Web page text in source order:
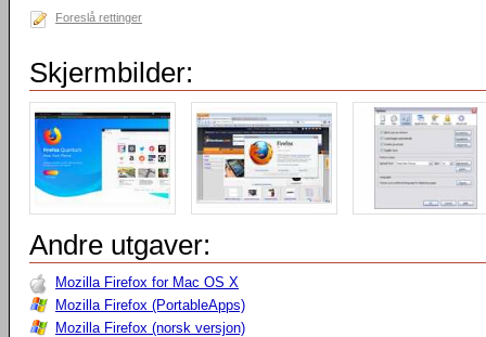
Foreslå rettinger
Skjermbilder:
Andre utgaver:
Mozilla Firefox for Mac OS X
Mozilla Firefox (PortableApps)
Mozilla Firefox (norsk versjon)